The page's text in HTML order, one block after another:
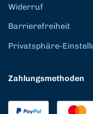
Widerruf
Barrierefreiheit
Privatsphäre-
Zahlungsmethoden